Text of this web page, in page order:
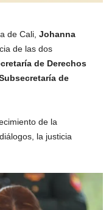
de Cali, Johanna
de las dos
de Derechos
de
de la
la justicia